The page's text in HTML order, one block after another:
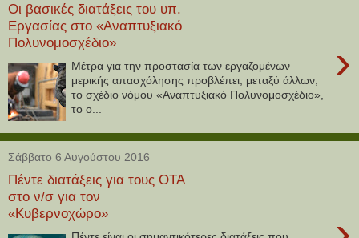
Οι βασικές διατάξεις του υπ.
Εργασίας στο «Αναπτυξιακό
Πολυνομοσχέδιο»
›
Μέτρα για την προστασία των εργαζομένων
μερικής απασχόλησης προβλέπει, μεταξύ άλλων,
το σχέδιο νόμου «Αναπτυξιακό Πολυνομοσχέδιο»,
το ο...
Σάββατο 6 Αυγούστου 2016
Πέντε διατάξεις για τους ΟΤΑ
στο ν/σ για τον
«Κυβερνοχώρο»